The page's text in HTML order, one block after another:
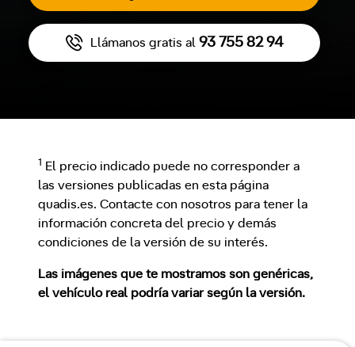
Llámanos gratis al 93 755 82 94
1
El precio indicado puede no corresponder a
las versiones publicadas en esta página
quadis.es. Contacte con nosotros para tener la
información concreta del precio y demás
condiciones de la versión de su interés.
Las imágenes que te mostramos son genéricas,
el vehículo real podría variar según la versión.